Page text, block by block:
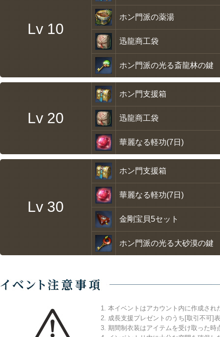
Lv 10
ホン門派の薬湯
迅龍商工袋
ホン門派の光る斎龍林の鍵
Lv 20
ホン門支援箱
迅龍商工袋
華麗なる軽功(7日)
Lv 30
ホン門支援箱
華麗なる軽功(7日)
金剛宝貝5セット
ホン門派の光る大砂漠の鍵
本イベントはアカウント内に作成さ
成長支援プレゼントのうち[取引不可]
期間制衣装はアイテムを受け取った